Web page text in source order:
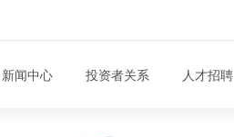
新闻中心 投资者关系 人才招聘